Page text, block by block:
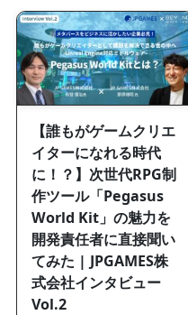
【誰もがゲームクリエ
イターになれる時代
に！？】次世代RPG制
作ツール「Pegasus
World Kit」の魅力を
開発責任者に直接聞い
てみた | JPGAMES株
式会社インタビュー
Vol.2